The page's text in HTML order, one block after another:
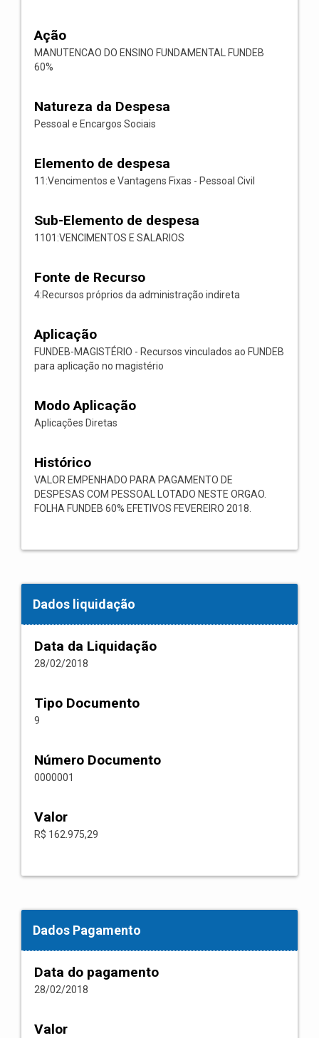
Ação
MANUTENCAO DO ENSINO FUNDAMENTAL FUNDEB
60%
Natureza da Despesa
Pessoal e Encargos Sociais
Elemento de despesa
11:Vencimentos e Vantagens Fixas - Pessoal Civil
Sub-Elemento de despesa
1101:VENCIMENTOS E SALARIOS
Fonte de Recurso
4:Recursos próprios da administração indireta
Aplicação
FUNDEB-MAGISTÉRIO - Recursos vinculados ao FUNDEB
para aplicação no magistério
Modo Aplicação
Aplicações Diretas
Histórico
VALOR EMPENHADO PARA PAGAMENTO DE
DESPESAS COM PESSOAL LOTADO NESTE ORGAO.
FOLHA FUNDEB 60% EFETIVOS FEVEREIRO 2018.
Dados liquidação
Data da Liquidação
28/02/2018
Tipo Documento
9
Número Documento
0000001
Valor
R$ 162.975,29
Dados Pagamento
Data do pagamento
28/02/2018
Valor